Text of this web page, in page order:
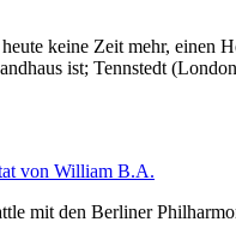
keine Zeit mehr, einen
ist; Tennstedt
von William B.A.
mit den Berliner